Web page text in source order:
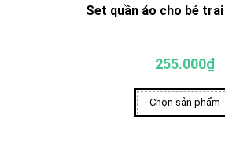
Set quần áo cho bé
255.000₫
Chọn sản phẩm